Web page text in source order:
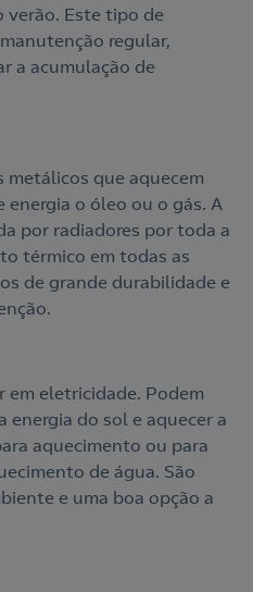
Este tipo de
regular,
a acumulação de
metálicos que aquecem
o óleo ou o gás. A
por radiadores por toda a
térmico em todas as
de grande durabilidade e
em eletricidade. Podem
energia do sol e aquecer a
aquecimento ou para
de água. São
e uma boa opção a